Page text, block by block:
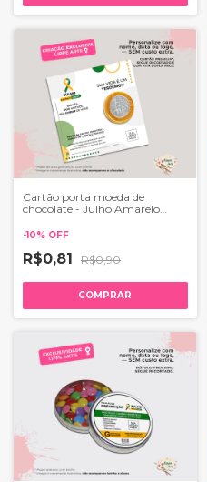
Cartão porta moeda de
chocolate - Julho Amarelo
-10% OFF
R$0,81 R$0,90
COMPRAR